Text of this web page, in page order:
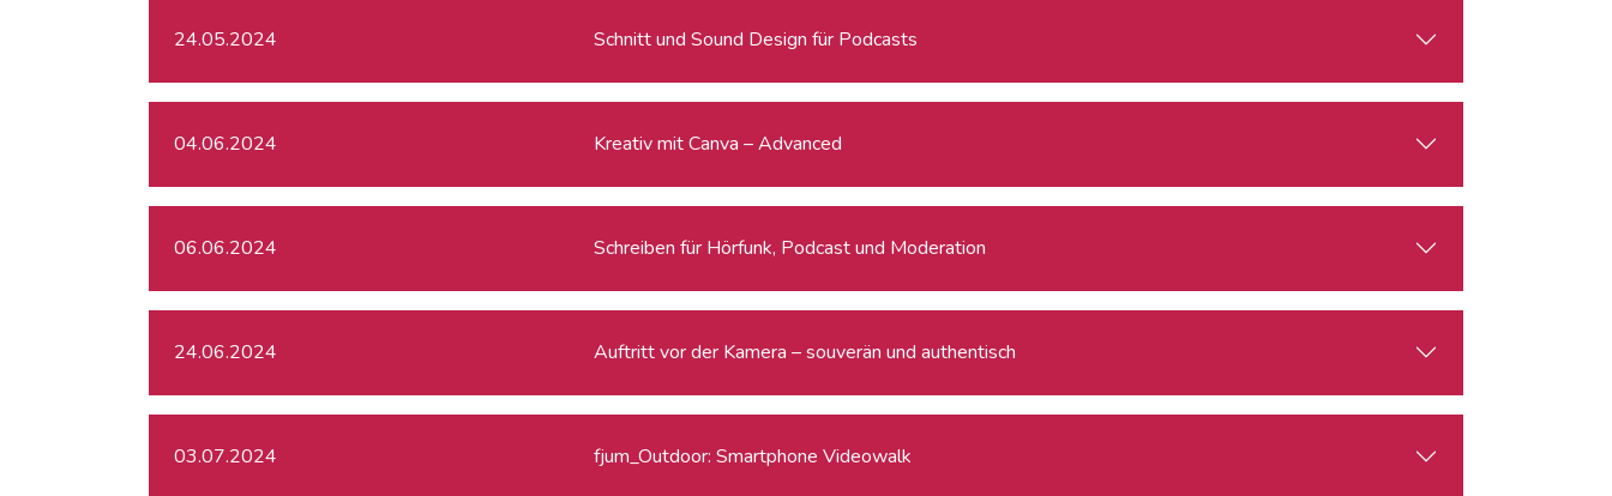
24.05.2024 Schnitt und Sound Design für Podcasts
04.06.2024 Kreativ mit Canva – Advanced
06.06.2024 Schreiben für Hörfunk, Podcast und Moderation
24.06.2024 Auftritt vor der Kamera – souverän und authentisch
03.07.2024 fjum_Outdoor: Smartphone Videowalk